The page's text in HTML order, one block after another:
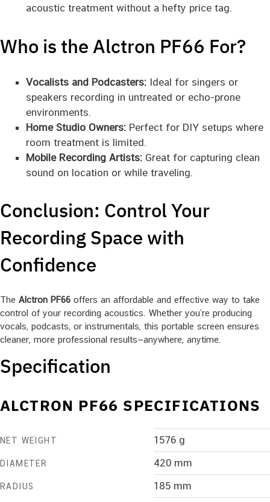
acoustic treatment without a hefty price tag.
Who is the Alctron PF66 For?
Vocalists and Podcasters:Ideal for singers or
speakers recording in untreated or echo-prone
environments.
Home Studio Owners:Perfect for DIY setups where
room treatment is limited.
Mobile Recording Artists:Great for capturing clean
sound on location or while traveling.
Conclusion: Control Your
Recording Space with
Confidence
The Alctron PF66 offers an affordable and effective way to take
control of your recording acoustics. Whether you’re producing
vocals, podcasts, or instrumentals, this portable screen ensures
cleaner, more professional results—anywhere, anytime.
Specification
ALCTRON PF66 SPECIFICATIONS
NET WEIGHT 1576 g
DIAMETER 420 mm
RADIUS 185 mm